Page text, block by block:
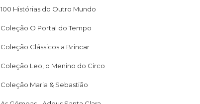
100 Histórias do Outro Mundo
Coleção O Portal do Tempo
Coleção Clássicos a Brincar
Coleção Leo, o Menino do Circo
Coleção Maria & Sebastião